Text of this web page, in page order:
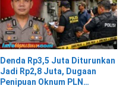
Denda Rp3,5 Juta Diturunkan
Jadi Rp2,8 Juta, Dugaan
Penipuan Oknum PLN